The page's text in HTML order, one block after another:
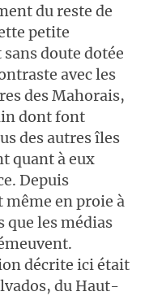
du reste de
petite
doute dotée
avec les
des Mahorais,
dont font
des autres îles
quant à eux
Depuis
même en proie à
que les médias
décrite ici était
du Haut-